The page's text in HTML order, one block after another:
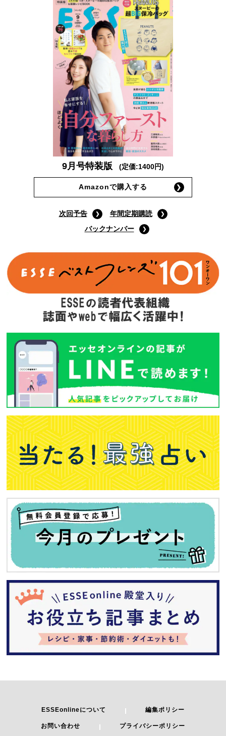
9月号特装版 (定価:1400円)
Amazonで購入する
次回予告
年間定期購読
バックナンバー
ESSEonlineについて 編集ポリシー
お問い合わせ プライバシーポリシー